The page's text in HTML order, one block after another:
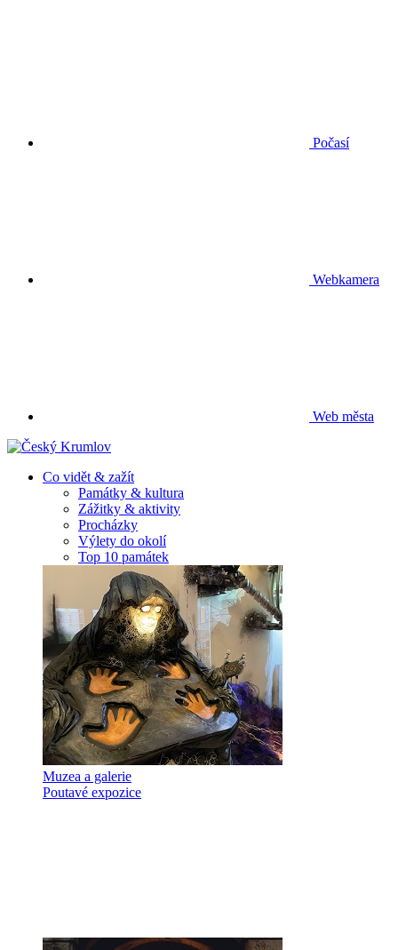
Počasí
Webkamera
Web města
Co vidět & zažít
Památky & kultura
Zážitky & aktivity
Procházky
Výlety do okolí
Top 10 památek
Muzea a galerie
Poutavé expozice